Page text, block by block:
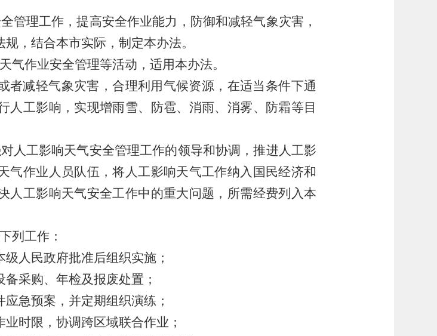
管理工作，提高安全作业能力，防御和减轻气象灾害，
，结合本市实际，制定本办法。
气作业安全管理等活动，适用本办法。
者减轻气象灾害，合理利用气候资源，在适当条件下通
人工影响，实现增雨雪、防雹、消雨、消雾、防霜等目
人工影响天气安全管理工作的领导和协调，推进人工影
气作业人员队伍，将人工影响天气工作纳入国民经济和
人工影响天气安全工作中的重大问题，所需经费列入本
列工作：
人民政府批准后组织实施；
采购、年检及报废处置；
急预案，并定期组织演练；
时限，协调跨区域联合作业；